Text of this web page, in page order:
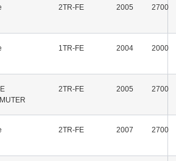
2TR-FE 2005 2700
1TR-FE 2004 2000
2TR-FE 2005 2700
2TR-FE 2007 2700